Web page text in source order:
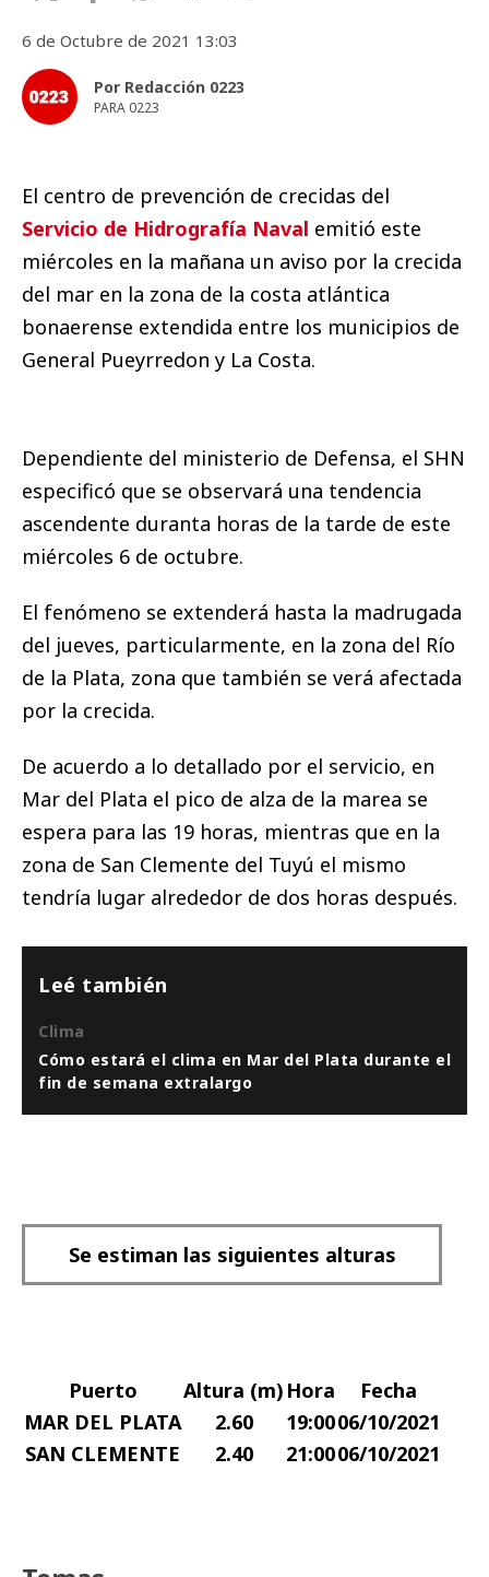
6 de Octubre de 2021 13:03
Por Redacción 0223
PARA 0223
El centro de prevención de crecidas del
Servicio de Hidrografía Naval emitió este
miércoles en la mañana un aviso por la crecida
del mar en la zona de la costa atlántica
bonaerense extendida entre los municipios de
General Pueyrredon y La Costa.
Dependiente del ministerio de Defensa, el SHN
especificó que se observará una tendencia
ascendente duranta horas de la tarde de este
miércoles 6 de octubre.
El fenómeno se extenderá hasta la madrugada
del jueves, particularmente, en la zona del Río
de la Plata, zona que también se verá afectada
por la crecida.
De acuerdo a lo detallado por el servicio, en
Mar del Plata el pico de alza de la marea se
espera para las 19 horas, mientras que en la
zona de San Clemente del Tuyú el mismo
tendría lugar alrededor de dos horas después.
Leé también
Clima
Cómo estará el clima en Mar del Plata durante el
fin de semana extralargo
Se estiman las siguientes alturas
Puerto Altura (m) Hora
Fecha
MAR DEL PLATA
2.60 19:0006/10/2021
SAN CLEMENTE
2.40 21:0006/10/2021